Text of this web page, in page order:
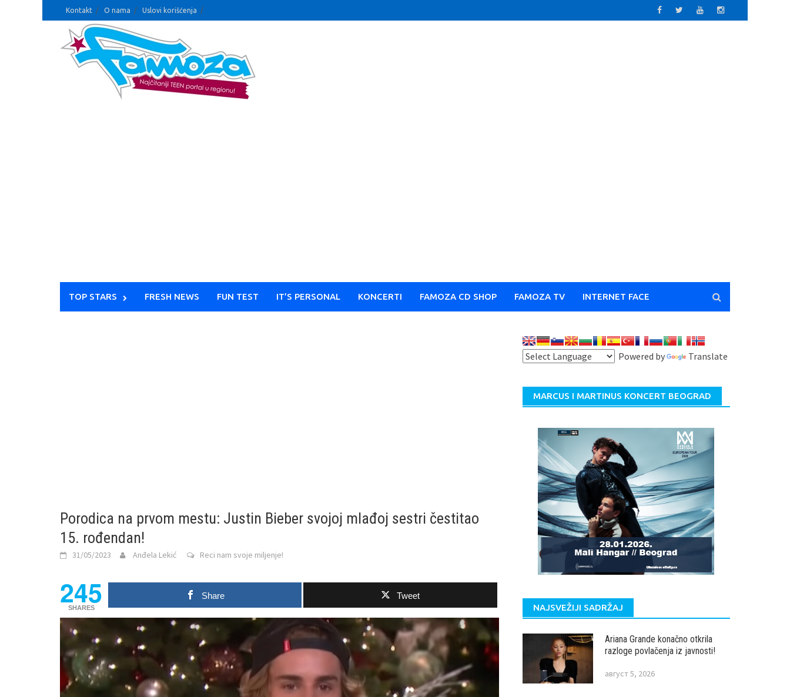
Kontakt O nama Uslovi korišćenja
TOP STARS FRESH NEWS FUN TEST IT’S PERSONAL KONCERTI FAMOZA CD SHOP FAMOZA TV INTERNET FACE
Porodica na prvom mestu: Justin Bieber svojoj mlađoj sestri čestitao
15. rođendan!
31/05/2023 Anđela Lekić Reci nam svoje miljenje!
245
SHARES
Share Tweet
Powered by Translate
MARCUS I MARTINUS KONCERT BEOGRAD
NAJSVEŽIJI SADRŽAJ
Ariana Grande konačno otkrila
razloge povlačenja iz javnosti!
август 5, 2026